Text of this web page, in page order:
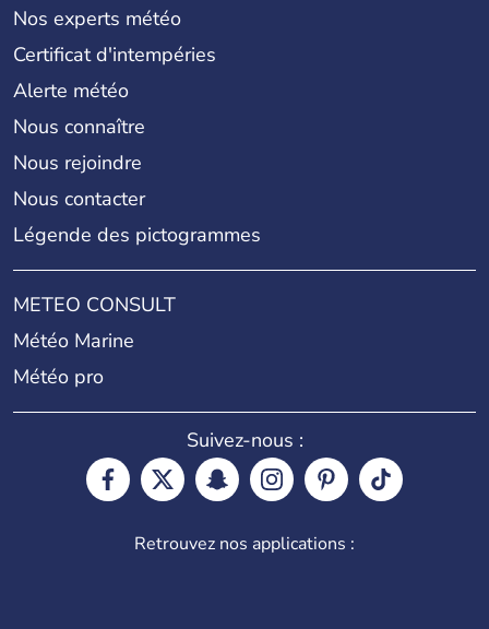
Nos experts météo
Certificat d'intempéries
Alerte météo
Nous connaître
Nous rejoindre
Nous contacter
Légende des pictogrammes
METEO CONSULT
Météo Marine
Météo pro
Suivez-nous :
Retrouvez nos applications :